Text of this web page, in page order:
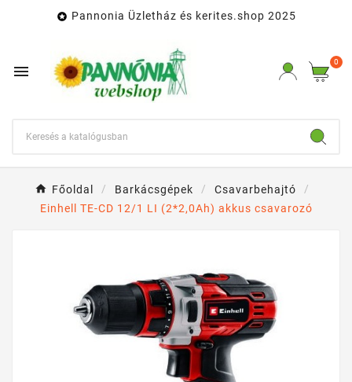
 Pannonia Üzletház és kerites.shop 2025

0
Főoldal Barkácsgépek
Csavarbehajtó
Einhell TE-CD 12/1 LI (2*2,0Ah) akkus csavarozó